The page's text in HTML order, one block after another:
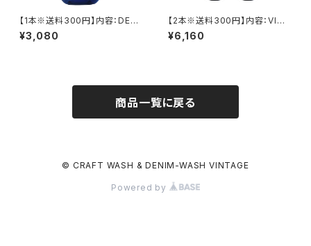
【1本※送料300円】内容：DENI
M-WASH VINTAGE(SILVER
※シトラス)/1本
¥3,080
【2本※送料300円】内容：VINT
AGE T-SHIRT LAUNDRY W
ASH/2本
¥6,160
商品一覧に戻る
© CRAFT WASH & DENIM-WASH VINTAGE
Powered by